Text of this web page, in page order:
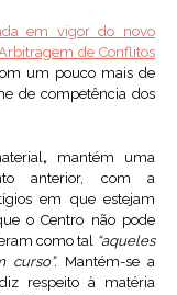
em vigor do novo
de Conflitos
um pouco mais de
de competência dos
, mantém uma
anterior, com a
em que estejam
o Centro não pode
como tal “aqueles
Mantém-se a
respeito à matéria